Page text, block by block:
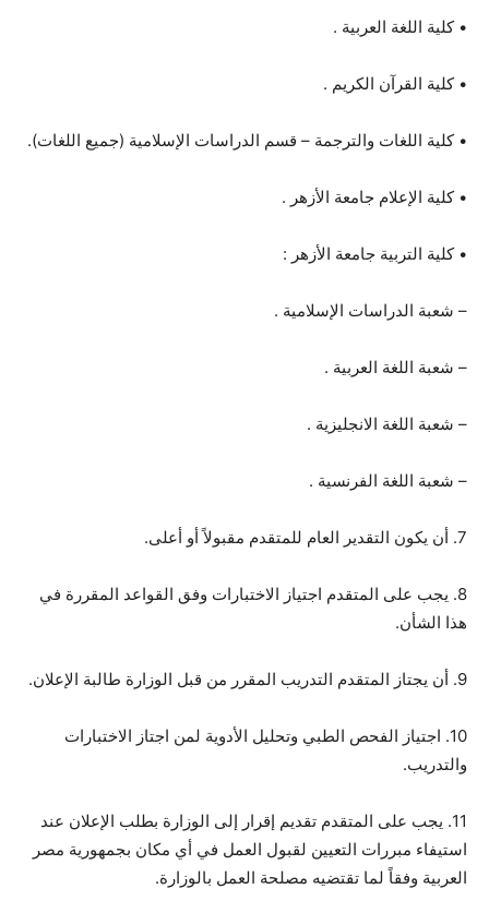
• كلية اللغة العربية .
• كلية القرآن الكريم .
• كلية اللغات والترجمة – قسم الدراسات الإسلامية (جميع اللغات).
• كلية الإعلام جامعة الأزهر .
• كلية التربية جامعة الأزهر :
– شعبة الدراسات الإسلامية .
– شعبة اللغة العربية .
– شعبة اللغة الانجليزية .
– شعبة اللغة الفرنسية .
7. أن يكون التقدير العام للمتقدم مقبولاً أو أعلى.
8. يجب على المتقدم اجتياز الاختبارات وفق القواعد المقررة في
هذا الشأن.
9. أن يجتاز المتقدم التدريب المقرر من قبل الوزارة طالبة الإعلان.
10. اجتياز الفحص الطبي وتحليل الأدوية لمن اجتاز الاختبارات
والتدريب.
11. يجب على المتقدم تقديم إقرار إلى الوزارة بطلب الإعلان عند
استيفاء مبررات التعيين لقبول العمل في أي مكان بجمهورية مصر
العربية وفقاً لما تقتضيه مصلحة العمل بالوزارة.